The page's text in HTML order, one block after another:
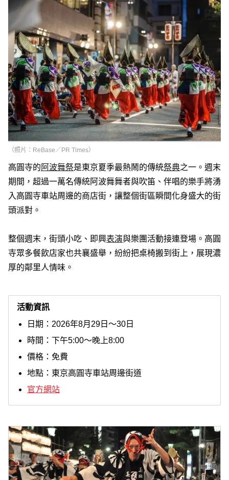
（照片：ReBase／PR Times）
高圓寺的 阿波舞祭是東京夏季最熱鬧的傳統祭典之一。週末
期間，超過一萬名傳統阿波舞舞者與吹笛、伴唱的樂手將湧
入高圓寺車站周邊的商店街，讓整個街區瞬間化身盛大的街
頭派對。
整個週末，街頭小吃、即興表演與樂團活動接連登場。高圓
寺眾多餐飲店家也共襄盛舉，紛紛把桌椅搬到街上，展現濃
厚的鄰里人情味。
活動資訊
日期：2026年8月29日～30日
時間：下午5:00～晚上8:00
價格：免費
地點：東京高圓寺車站周邊街道
官方網站